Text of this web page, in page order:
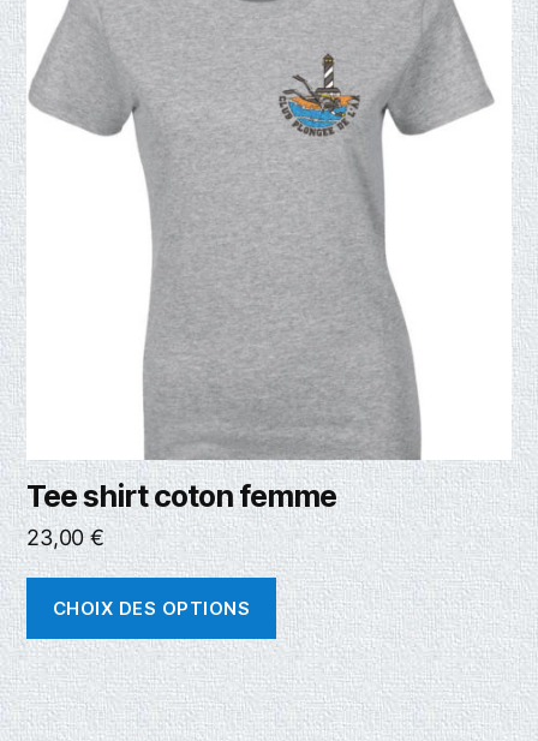
Tee shirt coton femme
23,00 €
CHOIX DES OPTIONS